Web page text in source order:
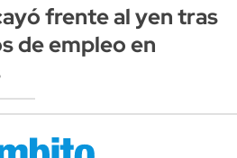
frente al yen tras
de empleo en